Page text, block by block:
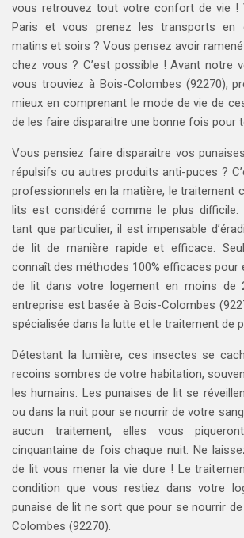
vous retrouvez tout votre confort de vie !
Paris et vous prenez les transports en
matins et soirs ? Vous pensez avoir
chez vous ? C’est possible ! Avant notre
vous trouviez à Bois-Colombes (92270),
mieux en comprenant le mode de vie de
de les faire disparaitre une bonne fois pour
Vous pensiez faire disparaitre vos
répulsifs ou autres produits anti-puces ?
professionnels en la matière, le traitement
lits est considéré comme le plus difficile.
tant que particulier, il est impensable
de lit de manière rapide et efficace.
connaît des méthodes 100% efficaces pour
de lit dans votre logement en moins de
entreprise est basée à Bois-Colombes
spécialisée dans la lutte et le traitement de
Détestant la lumière, ces insectes se
recoins sombres de votre habitation,
les humains. Les punaises de lit se
ou dans la nuit pour se nourrir de votre
aucun traitement, elles vous
cinquantaine de fois chaque nuit. Ne
de lit vous mener la vie dure ! Le
condition que vous restiez dans votre
punaise de lit ne sort que pour se nourrir
Colombes (92270).